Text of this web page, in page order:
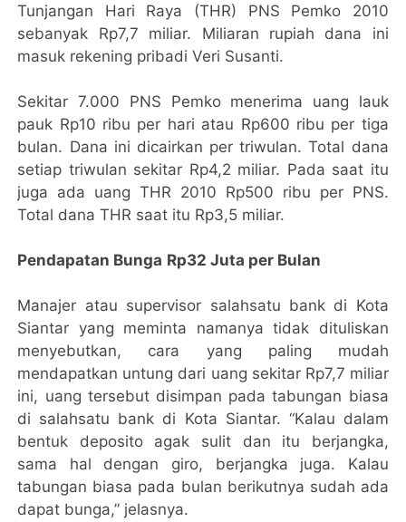
Tunjangan Hari Raya (THR) PNS Pemko 2010
sebanyak Rp7,7 miliar. Miliaran rupiah dana ini
masuk rekening pribadi Veri Susanti.
Sekitar 7.000 PNS Pemko menerima uang lauk
pauk Rp10 ribu per hari atau Rp600 ribu per tiga
bulan. Dana ini dicairkan per triwulan. Total dana
setiap triwulan sekitar Rp4,2 miliar. Pada saat itu
juga ada uang THR 2010 Rp500 ribu per PNS.
Total dana THR saat itu Rp3,5 miliar.
Pendapatan Bunga Rp32 Juta per Bulan
Manajer atau supervisor salahsatu bank di Kota
Siantar yang meminta namanya tidak dituliskan
menyebutkan, cara yang paling mudah
mendapatkan untung dari uang sekitar Rp7,7 miliar
ini, uang tersebut disimpan pada tabungan biasa
di salahsatu bank di Kota Siantar. “Kalau dalam
bentuk deposito agak sulit dan itu berjangka,
sama hal dengan giro, berjangka juga. Kalau
tabungan biasa pada bulan berikutnya sudah ada
dapat bunga,” jelasnya.